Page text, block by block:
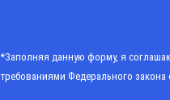
*Заполняя данную форму, я
требованиями Федерального